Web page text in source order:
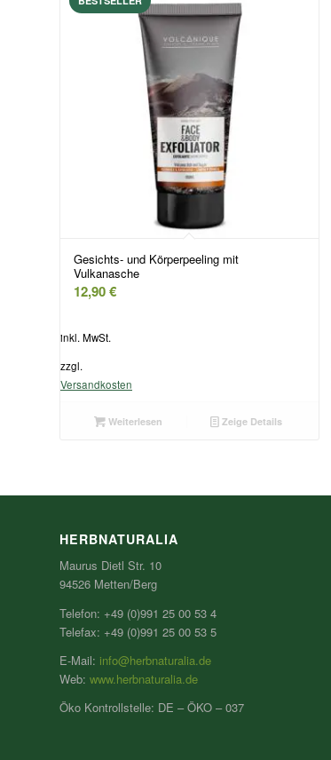
Gesichts- und Körperpeeling mit
Vulkanasche
12,90€
inkl. MwSt.
zzgl.
Versandkosten
Weiterlesen Zeige Details
HERBNATURALIA
Maurus Dietl Str. 10
94526 Metten/Berg
Telefon: +49 (0)991 25 00 53 4
Telefax: +49 (0)991 25 00 53 5
E-Mail: info@herbnaturalia.de
Web: www.herbnaturalia.de
Öko Kontrollstelle: DE – ÖKO – 037